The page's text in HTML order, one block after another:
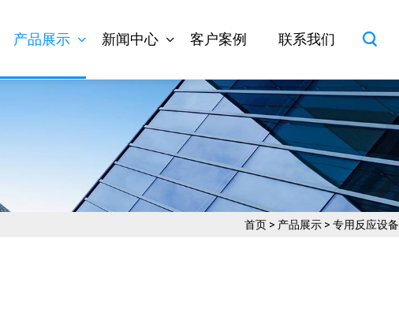
产品展示 新闻中心 客户案例 联系我们
首页 > 产品展示 > 专用反应设备